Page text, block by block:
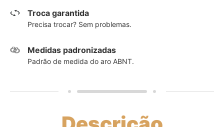
Troca garantida
Precisa trocar? Sem problemas.
Medidas padronizadas
Padrão de medida do aro ABNT.